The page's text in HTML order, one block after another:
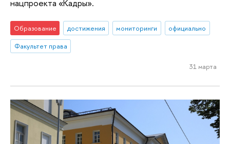
нацпроекта «Кадры».
Образование достижения мониторинги
официально
Факультет права
31 марта